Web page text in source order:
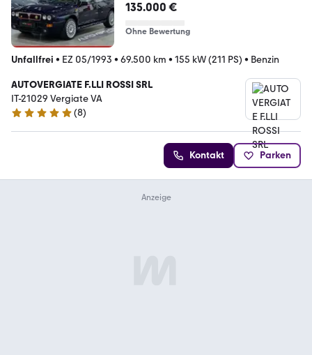
135.000 €
Ohne Bewertung
Unfallfrei • EZ 05/1993 • 69.500 km • 155 kW (211 PS) • Benzin
AUTOVERGIATE F.LLI ROSSI SRL
IT-21029 Vergiate VA
4.9 Sterne
(8)
Kontakt Parken